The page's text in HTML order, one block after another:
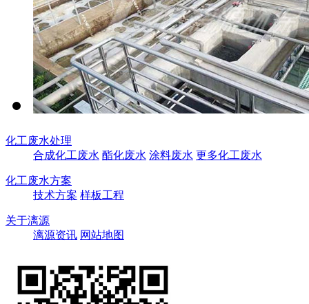
化工废水处理
合成化工废水 酯化废水 涂料废水 更多化工废水
化工废水方案
技术方案 样板工程
关于漓源
漓源资讯 网站地图